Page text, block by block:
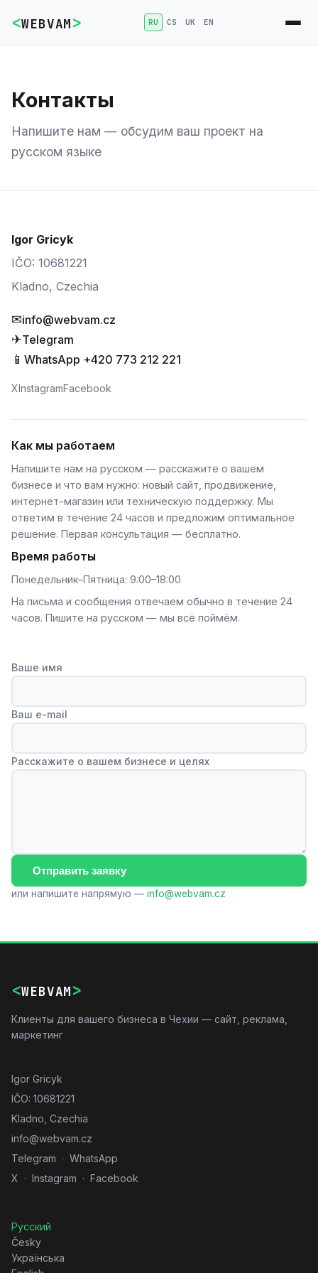
<WEBVAM> RU CS UK EN
Контакты
Напишите нам — обсудим ваш проект на
русском языке
Igor Gricyk
IČO: 10681221
Kladno, Czechia
✉info@webvam.cz
✈Telegram
📱 WhatsApp +420 773 212 221
XInstagramFacebook
Как мы работаем
Напишите нам на русском — расскажите о вашем
бизнесе и что вам нужно: новый сайт, продвижение,
интернет-магазин или техническую поддержку. Мы
ответим в течение 24 часов и предложим оптимальное
решение. Первая консультация — бесплатно.
Время работы
Понедельник–Пятница: 9:00–18:00
На письма и сообщения отвечаем обычно в течение 24
часов. Пишите на русском — мы всё поймём.
Ваше имя
Ваш e-mail
Расскажите о вашем бизнесе и целях
Отправить заявку
или напишите напрямую — info@webvam.cz
<WEBVAM>
Клиенты для вашего бизнеса в Чехии — сайт, реклама,
маркетинг
Igor Gricyk
IČO: 10681221
Kladno, Czechia
info@webvam.cz
Telegram · WhatsApp
X · Instagram · Facebook
Русский
Česky
Українська